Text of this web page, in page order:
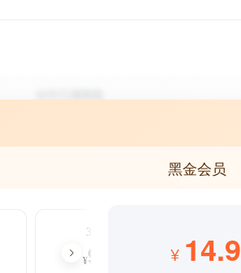
黑金会员
3个月
¥99 ¥ 14.9